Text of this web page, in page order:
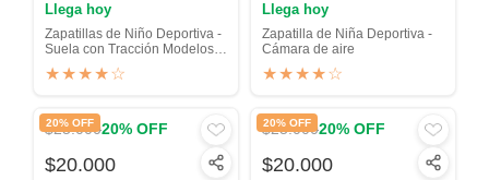
Llega hoy
Zapatillas de Niño Deportiva -
Suela con Tracción Modelos
descontinuados
★★★★☆
Llega hoy
Zapatilla de Niña Deportiva -
Cámara de aire
★★★★☆
20% OFF
$25.00020% OFF
$20.000
20% OFF
$25.00020% OFF
$20.000